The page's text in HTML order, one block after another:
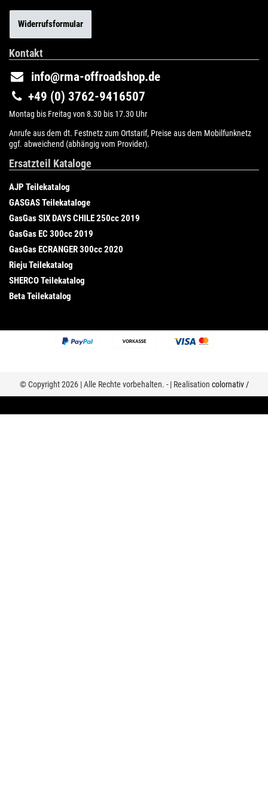
Widerrufsformular
Kontakt
info@rma-offroadshop.de
+49 (0) 3762-9416507
Montag bis Freitag von 8.30 bis 17.30 Uhr
Anrufe aus dem dt. Festnetz zum Ortstarif, Preise aus dem Mobilfunknetz
ggf. abweichend (abhängig vom Provider).
Ersatzteil Kataloge
AJP Teilekatalog
GASGAS Teilekataloge
GasGas SIX DAYS CHILE 250cc 2019
GasGas EC 300cc 2019
GasGas ECRANGER 300cc 2020
Rieju Teilekatalog
SHERCO Teilekatalog
Beta Teilekatalog
© Copyright 2026 | Alle Rechte vorbehalten. - | Realisation colornativ /